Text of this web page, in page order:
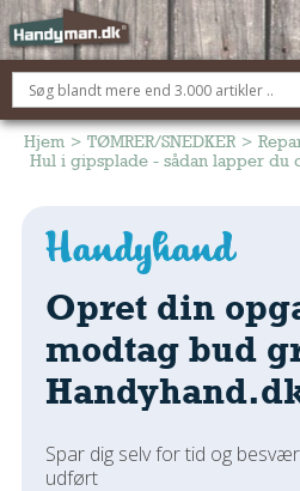
OM HANDYMAN.DK
FÅ 3 TILBUD
ANNONCERING
TØMRER/SNEDKER
Montage Og Nybyg
Reparation Og Vedligehold
Alt Om Køkkenet
Om Materialer
Andet
Hjem > TØMRER/SNEDKER >
Hul i gipsplade - sådan lapper du
Opret din
modtag bud
Spar dig selv for tid og
udført